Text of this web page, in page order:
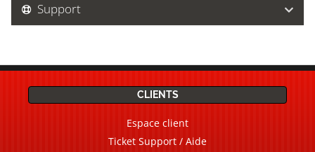
Support
CLIENTS
Espace client
Ticket Support / Aide